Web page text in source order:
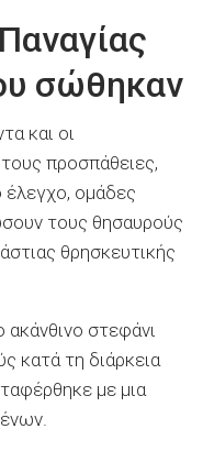
σώθηκαν
και οι
προσπάθειες,
ομάδες
τους θησαυρούς
θρησκευτικής
στεφάνι
κατά τη διάρκεια
με μια